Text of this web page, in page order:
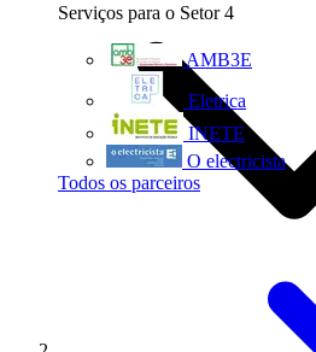
Serviços para o Setor 4
AMB3E
Eletrica
INETE
O electricista
Todos os parceiros